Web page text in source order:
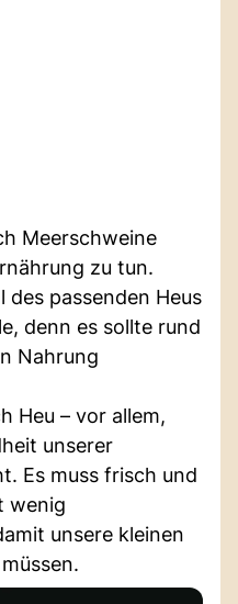
Meerschweine
zu tun.
des passenden Heus
denn es sollte rund
Nahrung
Heu – vor allem,
unserer
Es muss frisch und
wenig
unsere kleinen